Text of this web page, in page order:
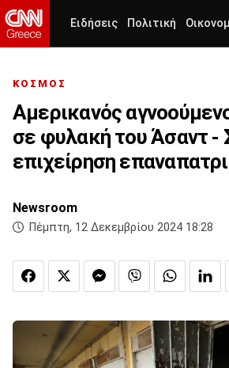
Ειδήσεις Πολιτική
ΚΟΣΜΟΣ
Αμερικανός
σε φυλακή του Άσαντ -
επιχείρηση
Newsroom
Πέμπτη, 12 Δεκεμβρίου 2024 18:28